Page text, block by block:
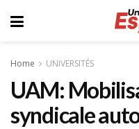
Home UNIVERSITÉS
UAM:
syndicale